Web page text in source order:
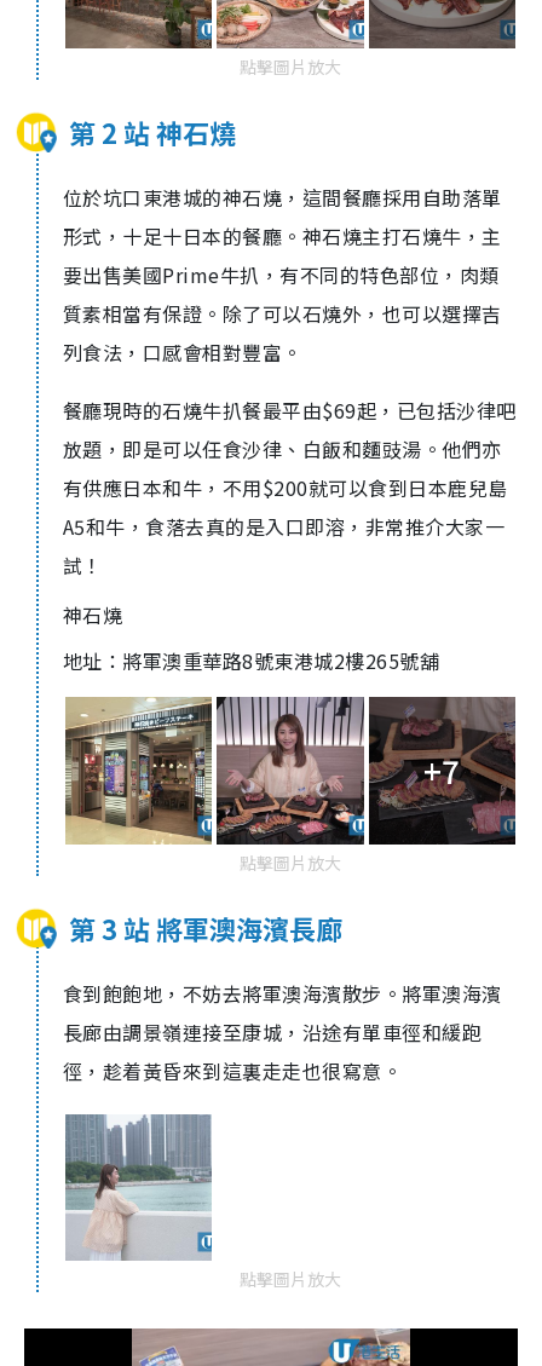
點擊圖片放大
第 2 站 神石燒
位於坑口東港城的神石燒，這間餐廳採用自助落單
形式，十足十日本的餐廳。神石燒主打石燒牛，主
要出售美國Prime牛扒，有不同的特色部位，肉類
質素相當有保證。除了可以石燒外，也可以選擇吉
列食法，口感會相對豐富。
餐廳現時的石燒牛扒餐最平由$69起，已包括沙律吧
放題，即是可以任食沙律、白飯和麵豉湯。他們亦
有供應日本和牛，不用$200就可以食到日本鹿兒島
A5和牛，食落去真的是入口即溶，非常推介大家一
試！
神石燒
地址： 將軍澳重華路8號東港城2樓265號舖
+7
點擊圖片放大
第 3 站 將軍澳海濱長廊
食到飽飽地，不妨去將軍澳海濱散步。將軍澳海濱
長廊由調景嶺連接至康城，沿途有單車徑和緩跑
徑，趁着黃昏來到這裏走走也很寫意。
點擊圖片放大